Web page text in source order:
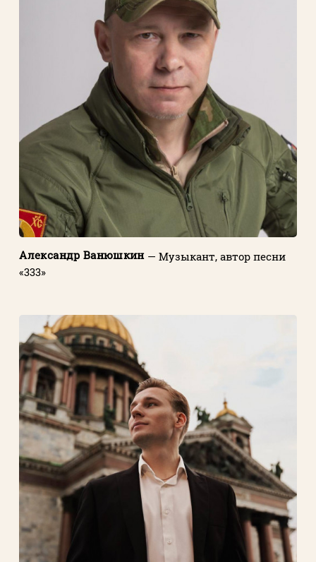
Александр Ванюшкин— Музыкант, автор песни
«333»